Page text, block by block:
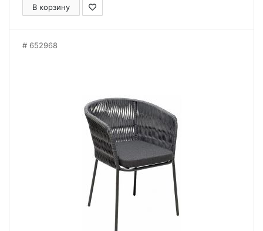
В корзину
652968